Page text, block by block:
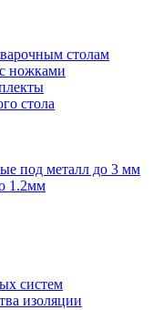
столам
ножками
стола
под металл до 3 мм
1.2мм
систем
изоляции